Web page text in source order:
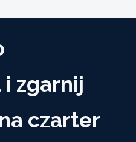
zgarnij
na czarter